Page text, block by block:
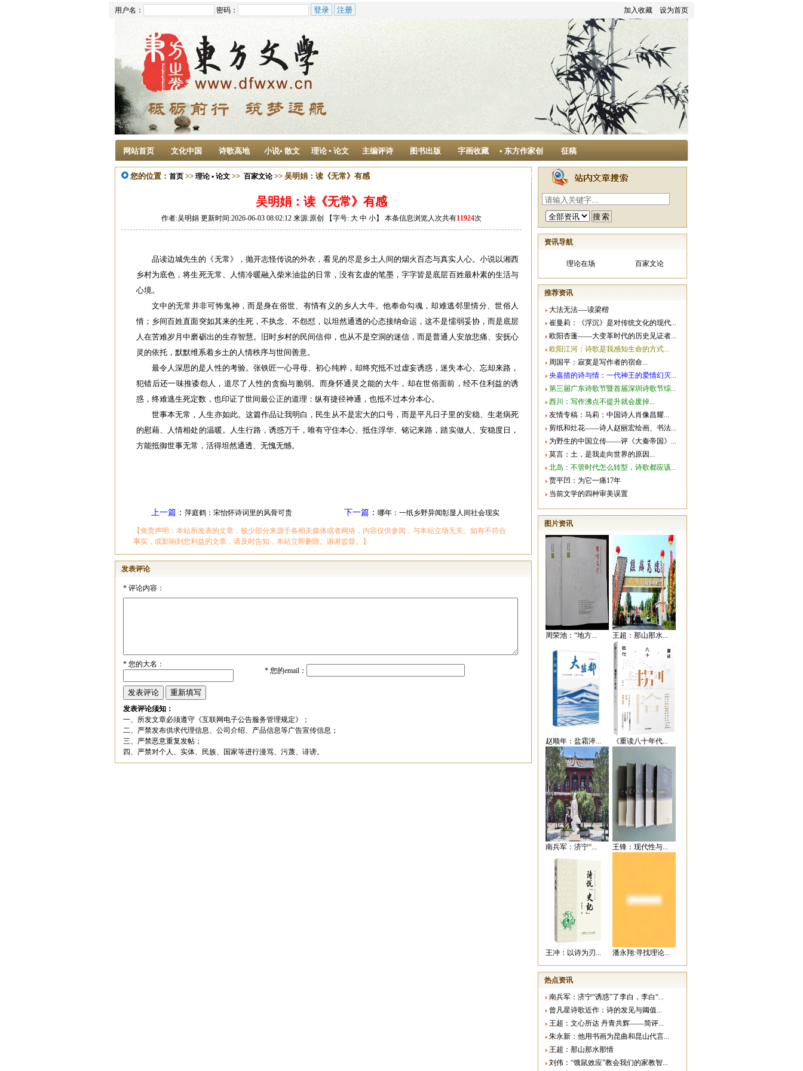
加入收藏 设为首页
用户名： 密码：
网站首页 文化中国 诗歌高地 小说• 散文 理论 ▪ 论文 主编评诗 图书出版 字画收藏 • 东方作家创
作中心
征稿
您的位置： 首页 >> 理论 ▪ 论文 >> 百家文论>> 吴明娟：读《无常》有感
吴明娟：读《无常》有感
作者:吴明娟 更新时间:2026-06-03 08:02:12 来源:原创 【字号: 大 中 小】 本条信息浏览人次共有11924次
品读边城先生的《无常》，抛开志怪传说的外衣，看见的尽是乡土人间的烟火百态与真实人心。小说以湘西
乡村为底色，将生死无常、人情冷暖融入柴米油盐的日常，没有玄虚的笔墨，字字皆是底层百姓最朴素的生活与
心境。
文中的无常并非可怖鬼神，而是身在俗世、有情有义的乡人大牛。他奉命勾魂，却难逃邻里情分、世俗人
情；乡间百姓直面突如其来的生死，不执念、不怨怼，以坦然通透的心态接纳命运，这不是懦弱妥协，而是底层
人在苦难岁月中磨砺出的生存智慧。旧时乡村的民间信仰，也从不是空洞的迷信，而是普通人安放悲痛、安抚心
灵的依托，默默维系着乡土的人情秩序与世间善意。
最令人深思的是人性的考验。张铁匠一心寻母、初心纯粹，却终究抵不过虚妄诱惑，迷失本心、忘却来路，
犯错后还一味推诿怨人，道尽了人性的贪痴与脆弱。而身怀通灵之能的大牛，却在世俗面前，经不住利益的诱
惑，终难逃生死定数，也印证了世间最公正的道理：纵有捷径神通，也抵不过本分本心。
世事本无常，人生亦如此。这篇作品让我明白，民生从不是宏大的口号，而是平凡日子里的安稳、生老病死
的慰藉、人情相处的温暖。人生行路，诱惑万千，唯有守住本心、抵住浮华、铭记来路，踏实做人、安稳度日，
方能抵御世事无常，活得坦然通透、无愧无憾。
上一篇： 萍庭鹤：宋怡怀诗词里的风骨可贵 下一篇： 哪年：一纸乡野异闻彰显人间社会现实
【免责声明：本站所发表的文章，较少部分来源于各相关媒体或者网络，内容仅供参阅，与本站立场无关。如有不符合
事实，或影响到您利益的文章，请及时告知，本站立即删除。谢谢监督。】
发表评论
*评论内容：
*您的大名：
*您的email：
发表评论须知：
一、所发文章必须遵守《互联网电子公告服务管理规定》；
二、严禁发布供求代理信息、公司介绍、产品信息等广告宣传信息；
三、严禁恶意重复发帖；
四、严禁对个人、实体、民族、国家等进行漫骂、污蔑、诽谤。
资讯导航
理论在场 百家文论
推荐资讯
大法无法―-读梁楷
崔曼莉：《浮沉》是对传统文化的现代...
欧阳杏蓬――大变革时代的历史见证者...
欧阳江河：诗歌是我感知生命的方式...
周国平：寂寞是写作者的宿命...
央嘉措的诗与情：一代神王的爱情幻灭...
第三届广东诗歌节暨首届深圳诗歌节综...
西川：写作沸点不提升就会废掉...
友情专稿：马莉：中国诗人肖像昌耀...
剪纸和灶花――诗人赵丽宏绘画、书法...
为野生的中国立传――评《大秦帝国》...
莫言：土，是我走向世界的原因...
北岛：不管时代怎么转型，诗歌都应该...
贾平凹：为它一痛17年
当前文学的四种审美误置
图片资讯
周荣池：“地方... 王超：那山那水...
赵顺年：盐霜淬... 《重读八十年代...
南兵军：济宁“... 王锋：现代性与...
王冲：以诗为刃... 潘永翔:寻找理论...
热点资讯
南兵军：济宁“诱惑”了李白，李白“...
曾凡星诗歌近作：诗的发见与阈值...
王超：文心所达 丹青共辉——简评...
朱永新：他用书画为昆曲和昆山代言...
王超：那山那水那情
刘伟：“饿鼠效应”教会我们的家教智...